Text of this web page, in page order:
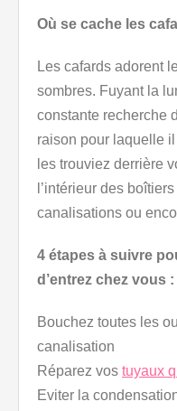
Où se cache les
Les cafards adorent
sombres. Fuyant la
constante recherche
raison pour laquelle
les trouviez derrière
l’intérieur des
canalisations ou
4 étapes à suivre
d’entrez chez vous :
Bouchez toutes les
canalisation
Réparez vos tuyaux
Eviter la